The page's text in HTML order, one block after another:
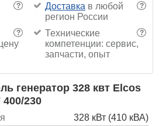
? ?
Доставка в любой
регион России
? ?
Технические
компетенции: сервис,
запчасти, опыт
генератор 328 квт Elcos
400/230
328 кВт (410 кВА)